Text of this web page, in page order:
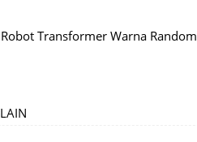
Transformer Warna Random